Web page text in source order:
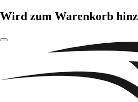
Wird zum Warenkorb